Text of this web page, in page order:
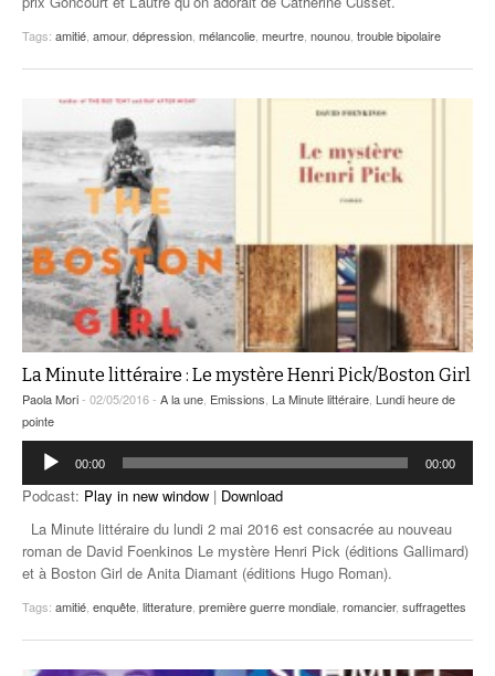
Tags: amitié amour, dépression mélancolie meurtre nounou trouble bipolaire
La Minute littéraire : Le mystère Henri Pick/Boston Girl
Paola Mori- 02/05/2016 - A la une, Emissions, La Minute littéraire, Lundi heure de
pointe
Lecteur
audio
00:00 00:00
Podcast: Play in new window | Download
La Minute littéraire du lundi 2 mai 2016 est consacrée au nouveau
roman de David Foenkinos Le mystère Henri Pick (éditions Gallimard)
et à Boston Girl de Anita Diamant (éditions Hugo Roman).
Tags: amitié, enquête, litterature, première guerre mondiale, romancier, suffragettes